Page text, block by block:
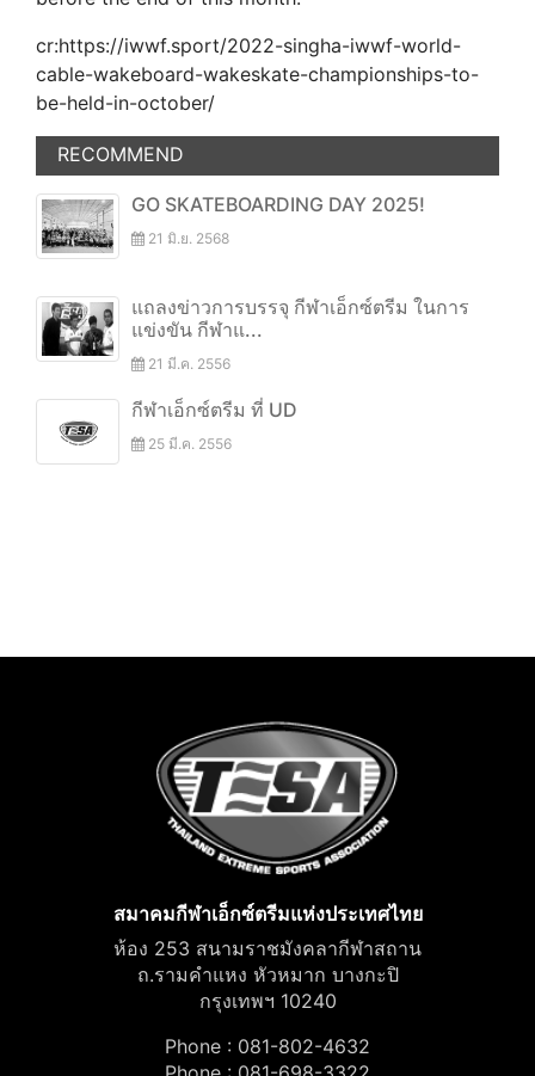
cr:https://iwwf.sport/2022-singha-iwwf-world-
cable-wakeboard-wakeskate-championships-to-
be-held-in-october/
RECOMMEND
GO SKATEBOARDING DAY 2025!
21 มิ.ย. 2568
แถลงข่าวการบรรจุ กีฬาเอ็กซ์ตรีม ในการ
แข่งขัน กีฬาแ...
21 มี.ค. 2556
กีฬาเอ็กซ์ตรีม ที่ UD
25 มี.ค. 2556
สมาคมกีฬาเอ็กซ์ตรีมแห่งประเทศไทย
ห้อง 253 สนามราชมังคลากีฬาสถาน
ถ.รามคำแหง หัวหมาก บางกะปิ
กรุงเทพฯ 10240
Phone : 081-802-4632